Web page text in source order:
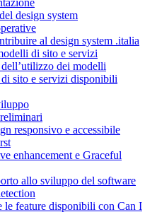
design system
al design system .italia
di sito e servizi
dei modelli
sito e servizi disponibili
responsivo e accessibile
enhancement e Graceful
allo sviluppo del software
le feature disponibili con Can I